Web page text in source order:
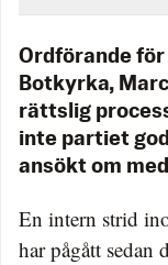
Ordförande
Botkyrka,
rättslig
inte partiet
ansökt om
En intern strid
har pågått sedan